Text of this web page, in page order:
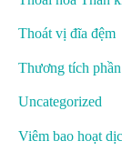
Thoát vị đĩa đệm
Thương tích
Uncategorized
Viêm bao hoạt